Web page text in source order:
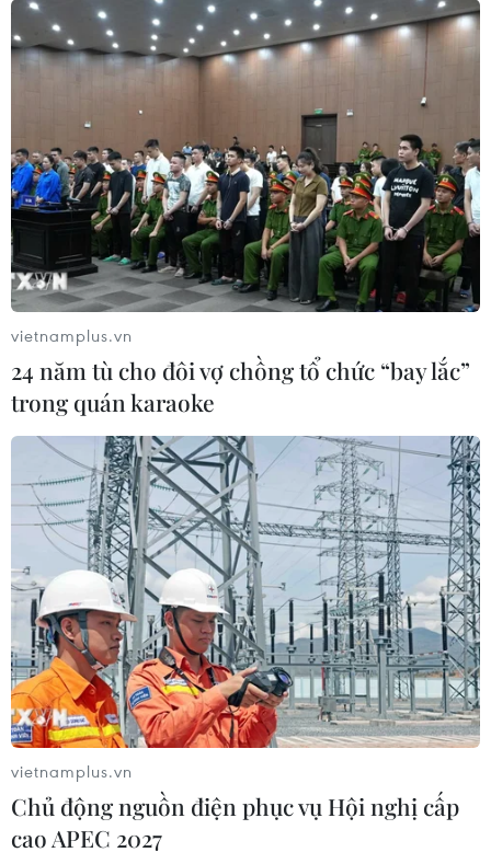
vietnamplus.vn
24 năm tù cho đôi vợ chồng tổ chức “bay lắc”
trong quán karaoke
vietnamplus.vn
Chủ động nguồn điện phục vụ Hội nghị cấp
cao APEC 2027